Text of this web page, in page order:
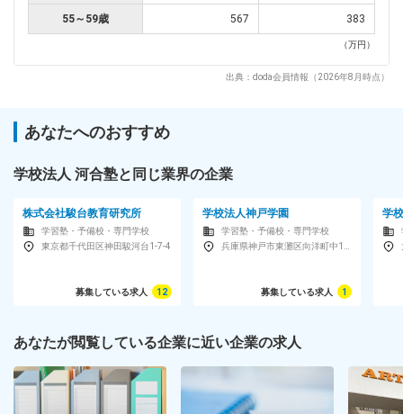
55～59歳 567 383
（万円）
出典：doda会員情報（2026年8月時点）
あなたへのおすすめ
学校法人 河合塾と同じ業界の企業
株式会社駿台教育研究所
学習塾・予備校・専門学校
東京都千代田区神田駿河台1-7-4
募集している求人 12
学校法人神戸学園
学習塾・予備校・専門学校
募集している求人 1
学
あなたが閲覧している企業に近い企業の求人